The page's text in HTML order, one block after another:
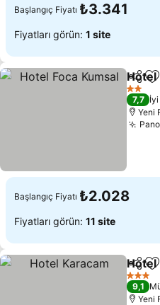
Başlangıç Fiyatı ₺3.341
Fiyatları görün: 1 site
Paylaş
Hotel
2 Yıldız
7,7 İyi
Yeni
Başlangıç Fiyatı ₺2.028
Fiyatları görün: 11 site
Paylaş
Hotel
3 Yıldız
9,1
Yeni